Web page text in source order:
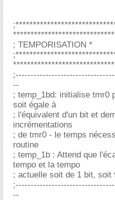
; TEMPORISATION *
--
; temp_1bd: initialise tmr0
soit égale à
; l'équivalent d'un bit et
incrémentations
; de tmr0 - le temps
routine
; temp_1b : Attend que
tempo et la tempo
; actuelle soit de 1 bit, soit
--